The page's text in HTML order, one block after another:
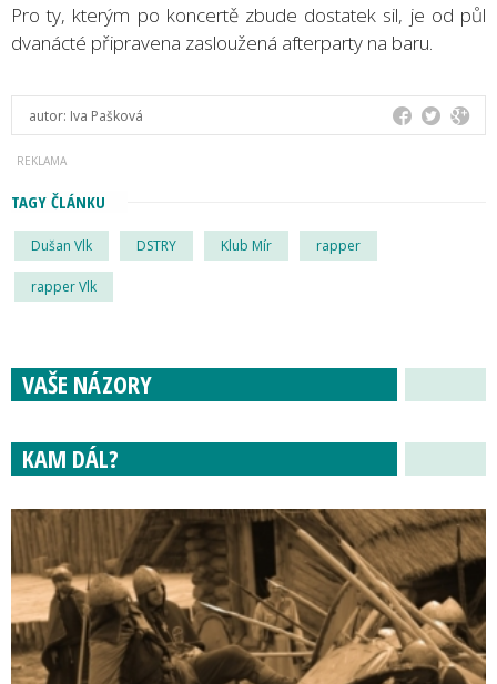
Pro ty, kterým po koncertě zbude dostatek sil, je od půl
dvanácté připravena zasloužená afterparty na baru.
autor: Iva Pašková
TAGY ČLÁNKU
Dušan Vlk DSTRY Klub Mír rapper
rapper Vlk
VAŠE NÁZORY
KAM DÁL?